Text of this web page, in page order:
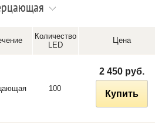
Количество
LED
Цена
100
2 450 руб.
Купить